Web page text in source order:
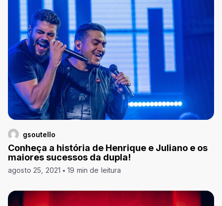
gsoutello
Conheça a história de Henrique e Juliano e os
maiores sucessos da dupla!
agosto 25, 2021 19 min de leitura